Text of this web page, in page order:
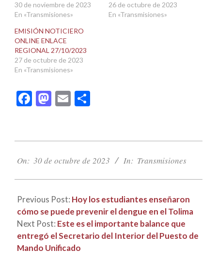
30 de noviembre de 2023
En «Transmisiones»
26 de octubre de 2023
En «Transmisiones»
EMISIÓN NOTICIERO
ONLINE ENLACE
REGIONAL 27/10/2023
27 de octubre de 2023
En «Transmisiones»
Facebook
Mastodon
Email
10-
On: 30 de octubre de 2023 In: Transmisiones
Previous Post: Hoy los estudiantes enseñaron
cómo se puede prevenir el dengue en el Tolima
Next Post: Este es el importante balance que
entregó el Secretario del Interior del Puesto de
Mando Unificado